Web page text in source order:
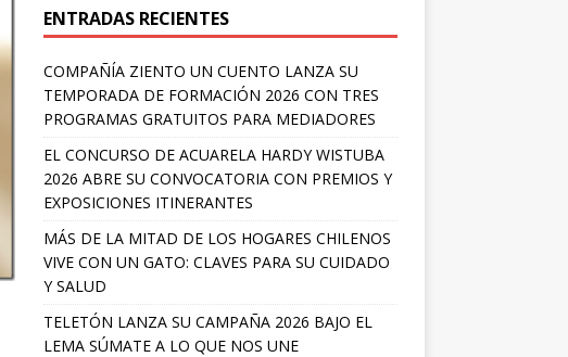
ENTRADAS RECIENTES
COMPAÑÍA ZIENTO UN CUENTO LANZA SU
TEMPORADA DE FORMACIÓN 2026 CON TRES
PROGRAMAS GRATUITOS PARA MEDIADORES
EL CONCURSO DE ACUARELA HARDY WISTUBA
2026 ABRE SU CONVOCATORIA CON PREMIOS Y
EXPOSICIONES ITINERANTES
MÁS DE LA MITAD DE LOS HOGARES CHILENOS
VIVE CON UN GATO: CLAVES PARA SU CUIDADO
Y SALUD
TELETÓN LANZA SU CAMPAÑA 2026 BAJO EL
LEMA SÚMATE A LO QUE NOS UNE